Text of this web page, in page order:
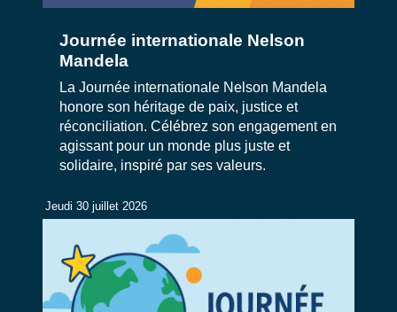
Journée internationale Nelson
Mandela
La Journée internationale Nelson Mandela
honore son héritage de paix, justice et
réconciliation. Célébrez son engagement en
agissant pour un monde plus juste et
solidaire, inspiré par ses valeurs.
Jeudi 30 juillet 2026